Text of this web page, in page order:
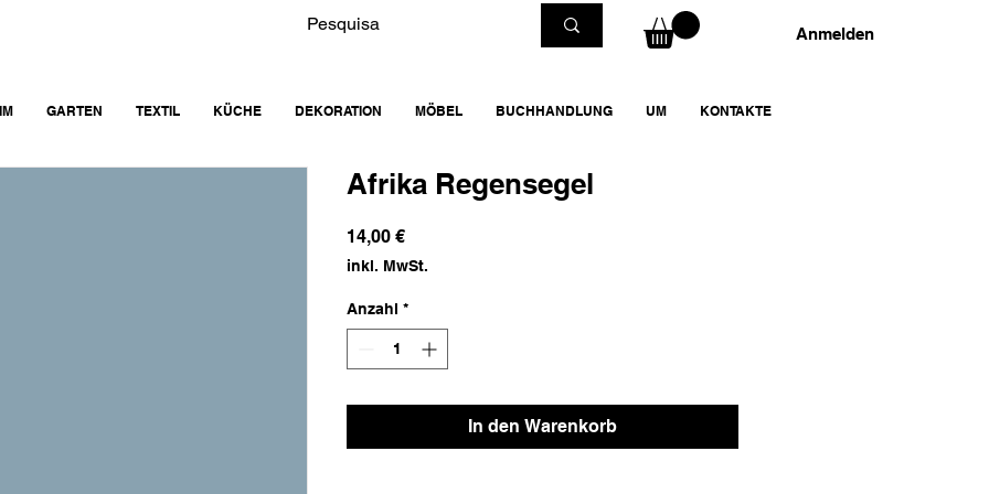
GARTEN TEXTIL KÜCHE DEKORATION MÖBEL BUCHHANDLUNG UM KONTAKTE
Anmelden
Afrika Regensegel
14,00 €Preis
inkl. MwSt.
Anzahl *
In den Warenkorb